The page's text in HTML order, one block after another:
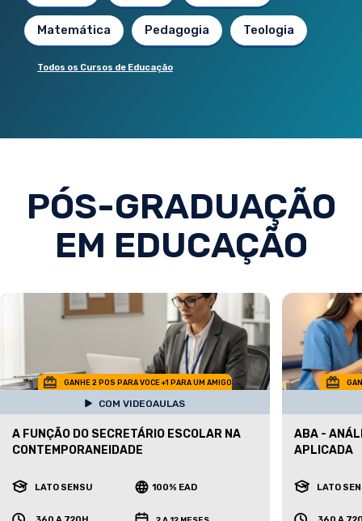
Matemática Pedagogia Teologia
Todos os Cursos de Educação
PÓS-GRADUAÇÃO
EM EDUCAÇÃO
GANHE 2 POS PARA VOCE +1 PARA UM AMIGO
COM VIDEOAULAS
A FUNÇÃO DO SECRETÁRIO ESCOLAR NA
CONTEMPORANEIDADE
LATO SENSU 100% EAD
ABA -
APLICADA
LATO